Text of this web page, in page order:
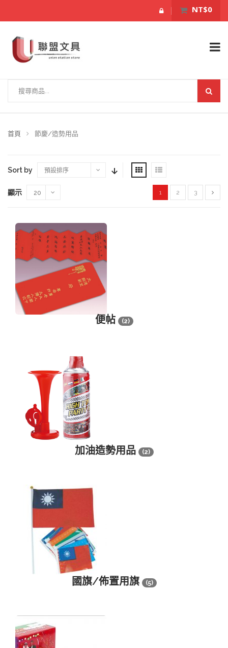
NT$0
首頁 節慶/造勢用品
Sort by 預設排序
顯示 20 1 2 3
便帖 (2)
加油造勢用品 (2)
國旗/佈置用旗 (5)